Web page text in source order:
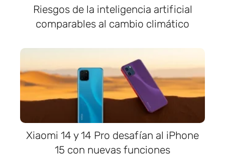
Riesgos de la inteligencia artificial
comparables al cambio climático
Xiaomi 14 y 14 Pro desafían al iPhone
15 con nuevas funciones